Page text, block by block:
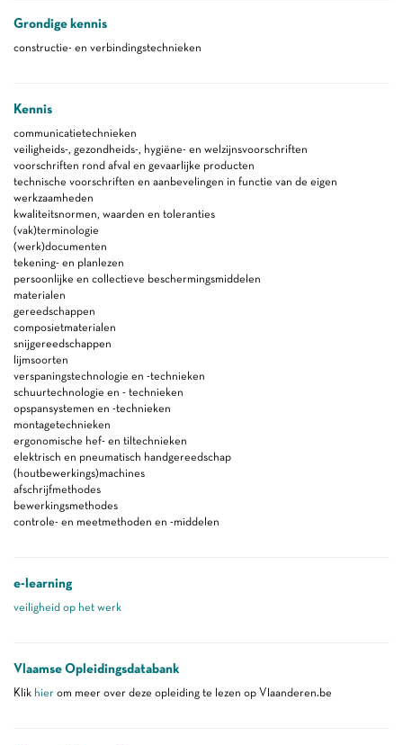
Grondige kennis
constructie- en verbindingstechnieken
Kennis
communicatietechnieken
veiligheids-, gezondheids-, hygiëne- en welzijnsvoorschriften
voorschriften rond afval en gevaarlijke producten
technische voorschriften en aanbevelingen in functie van de eigen
werkzaamheden
kwaliteitsnormen, waarden en toleranties
(vak)terminologie
(werk)documenten
tekening- en planlezen
persoonlijke en collectieve beschermingsmiddelen
materialen
gereedschappen
composietmaterialen
snijgereedschappen
lijmsoorten
verspaningstechnologie en -technieken
schuurtechnologie en - technieken
opspansystemen en -technieken
montagetechnieken
ergonomische hef- en tiltechnieken
elektrisch en pneumatisch handgereedschap
(houtbewerkings)machines
afschrijfmethodes
bewerkingsmethodes
controle- en meetmethoden en -middelen
e-learning
veiligheid op het werk
Vlaamse Opleidingsdatabank
Klik hier om meer over deze opleiding te lezen op Vlaanderen.be